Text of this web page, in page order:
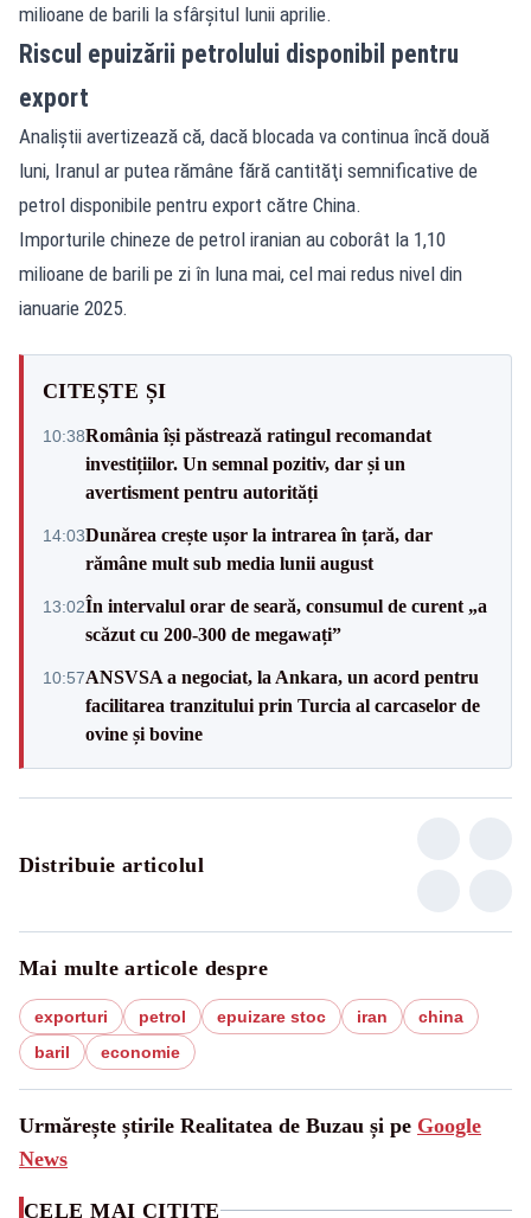
milioane de barili la sfârşitul lunii aprilie.
Riscul epuizării petrolului disponibil pentru
export
Analiştii avertizează că, dacă blocada va continua încă două
luni, Iranul ar putea rămâne fără cantităţi semnificative de
petrol disponibile pentru export către China.
Importurile chineze de petrol iranian au coborât la 1,10
milioane de barili pe zi în luna mai, cel mai redus nivel din
ianuarie 2025.
CITEȘTE ȘI
10:38România își păstrează ratingul recomandat
investițiilor. Un semnal pozitiv, dar și un
avertisment pentru autorități
14:03Dunărea crește ușor la intrarea în țară, dar
rămâne mult sub media lunii august
13:02În intervalul orar de seară, consumul de curent „a
scăzut cu 200-300 de megawați”
10:57ANSVSA a negociat, la Ankara, un acord pentru
facilitarea tranzitului prin Turcia al carcaselor de
ovine și bovine
Distribuie articolul
Mai multe articole despre
exporturi petrol epuizare stoc iran
china
baril
economie
Urmărește știrile Realitatea de Buzau și pe Google
News
CELE MAI CITITE